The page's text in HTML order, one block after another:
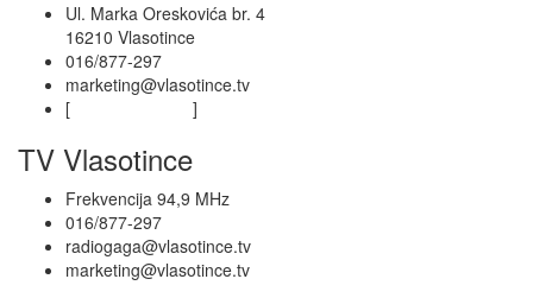
Ul. Marka Oreskovića br. 4
16210 Vlasotince
016/877-297
marketing@vlasotince.tv
[
]
TV Vlasotince
Frekvencija 94,9 MHz
016/877-297
radiogaga@vlasotince.tv
marketing@vlasotince.tv